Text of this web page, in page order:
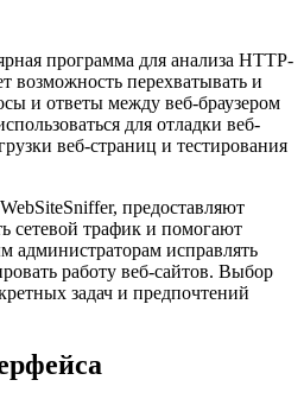
программа для анализа HTTP-
возможность перехватывать и
и ответы между веб-браузером
для отладки веб-
веб-страниц и тестирования
предоставляют
сетевой трафик и помогают
администраторам исправлять
работу веб-сайтов. Выбор
задач и предпочтений